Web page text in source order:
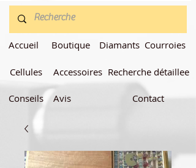
Accueil
Cellules
Conseils
Boutique
Accessoires
Avis
Diamants Courroies
Recherche détaillee
Contact